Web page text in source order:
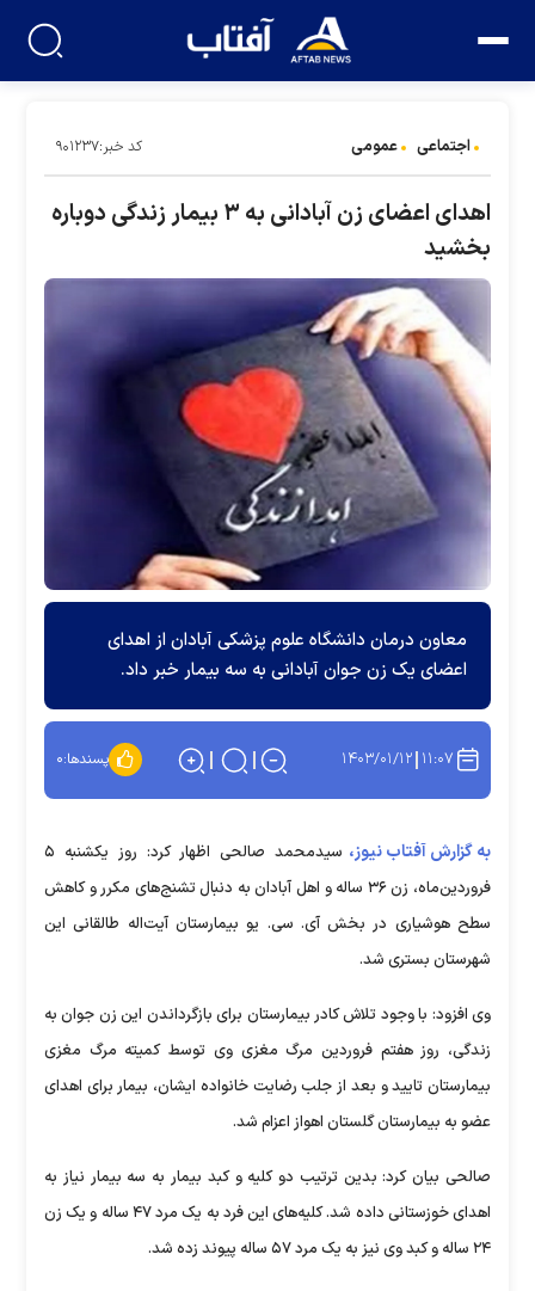
اجتماعی عمومی کد خبر:۹۰۱۲۳۷
اهدای اعضای زن آبادانی به ۳ بیمار زندگی دوباره
بخشید
معاون درمان دانشگاه علوم پزشکی آبادان از اهدای
اعضای یک زن جوان آبادانی به سه بیمار خبر داد.
۱۱:۰۷ ۱۴۰۳/۰۱/۱۲ پسندها:۰
به گزارش آفتاب نیوز،
سیدمحمد صالحی اظهار کرد: روز یکشنبه ۵
فروردین‌ماه، زن ۳۶ ساله و اهل آبادان به دنبال تشنج‌های مکرر و کاهش
سطح هوشیاری در بخش آی. سی. یو بیمارستان آیت‌اله طالقانی این
شهرستان بستری شد.
وی افزود: با وجود تلاش کادر بیمارستان برای بازگرداندن این زن جوان به
زندگی، روز هفتم فروردین مرگ مغزی وی توسط کمیته مرگ مغزی
بیمارستان تایید و بعد از جلب رضایت خانواده ایشان، بیمار برای اهدای
عضو به بیمارستان گلستان اهواز اعزام شد.
صالحی بیان کرد: بدین ترتیب دو کلیه و کبد بیمار به سه بیمار نیاز به
اهدای خوزستانی داده شد. کلیه‌های این فرد به یک مرد ۴۷ ساله و یک زن
۲۴ ساله و کبد وی نیز به یک مرد ۵۷ ساله پیوند زده شد.